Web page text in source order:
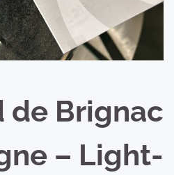
de Brignac
– Light-